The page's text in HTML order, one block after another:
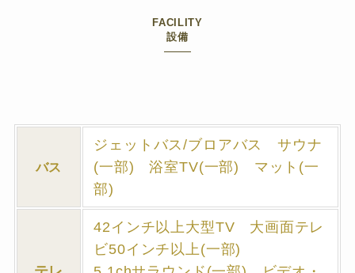
FACILITY
設備
バス
ジェットバス/ブロアバス サウナ
(一部) 浴室TV(一部) マット(一
部)
42インチ以上大型TV 大画面テレ
ビ50インチ以上(一部)